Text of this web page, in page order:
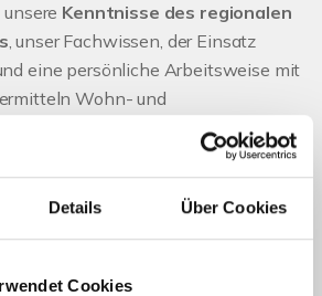
Details Über Cookies
Cookies
Kenntnisse des regionalen
, unser Fachwissen, der Einsatz
eine persönliche Arbeitsweise mit
Wohn- und
im Großraum Augsburg und
Eigentümer auch in
oder bei der Vermietung ihrer
ist Marco Lünendonk,
Lünendonk Immobilien, seit 1994